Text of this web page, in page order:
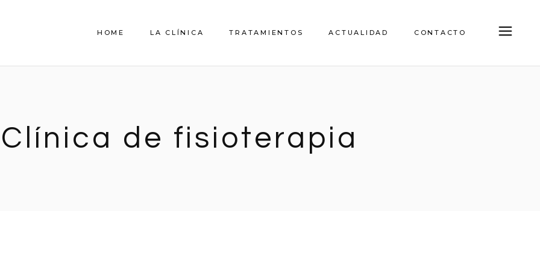
HOME LA CLÍNICA TRATAMIENTOS ACTUALIDAD CONTACTO
de fisioterapia